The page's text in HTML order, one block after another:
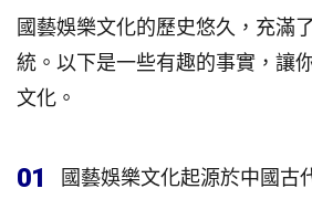
國藝娛樂文化的歷史悠久，充滿
統。以下是一些有趣的事實，讓
文化。
01
國藝娛樂文化起源於中國古